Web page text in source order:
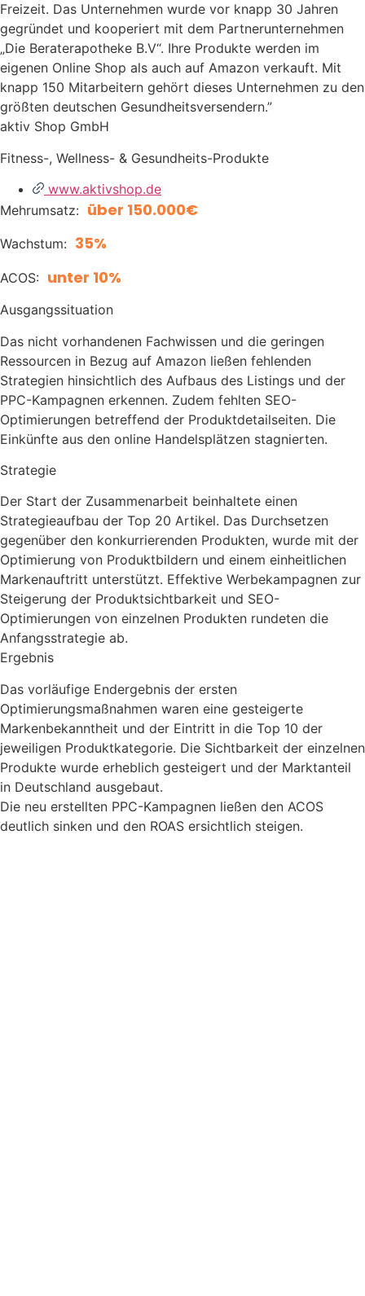
Freizeit. Das Unternehmen wurde vor knapp 30 Jahren
gegründet und kooperiert mit dem Partnerunternehmen
„Die Beraterapotheke B.V“. Ihre Produkte werden im
eigenen Online Shop als auch auf Amazon verkauft. Mit
knapp 150 Mitarbeitern gehört dieses Unternehmen zu den
größten deutschen Gesundheitsversendern.”
aktiv Shop GmbH
Fitness-, Wellness- & Gesundheits-Produkte
www.aktivshop.de
Mehrumsatz: über 150.000€
Wachstum: 35%
ACOS: unter 10%
Ausgangssituation
Das nicht vorhandenen Fachwissen und die geringen
Ressourcen in Bezug auf Amazon ließen fehlenden
Strategien hinsichtlich des Aufbaus des Listings und der
PPC-Kampagnen erkennen. Zudem fehlten SEO-
Optimierungen betreffend der Produktdetailseiten. Die
Einkünfte aus den online Handelsplätzen stagnierten.
Strategie
Der Start der Zusammenarbeit beinhaltete einen
Strategieaufbau der Top 20 Artikel. Das Durchsetzen
gegenüber den konkurrierenden Produkten, wurde mit der
Optimierung von Produktbildern und einem einheitlichen
Markenauftritt unterstützt. Effektive Werbekampagnen zur
Steigerung der Produktsichtbarkeit und SEO-
Optimierungen von einzelnen Produkten rundeten die
Anfangsstrategie ab.
Ergebnis
Das vorläufige Endergebnis der ersten
Optimierungsmaßnahmen waren eine gesteigerte
Markenbekanntheit und der Eintritt in die Top 10 der
jeweiligen Produktkategorie. Die Sichtbarkeit der einzelnen
Produkte wurde erheblich gesteigert und der Marktanteil
in Deutschland ausgebaut.
Die neu erstellten PPC-Kampagnen ließen den ACOS
deutlich sinken und den ROAS ersichtlich steigen.